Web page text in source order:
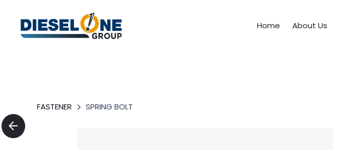
Home About Us
FASTENER SPRING BOLT